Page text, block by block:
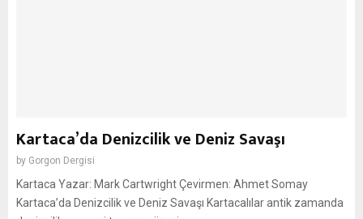
Kartaca’da Denizcilik ve Deniz Savaşı
by Gorgon Dergisi
Kartaca Yazar: Mark Cartwright Çevirmen: Ahmet Somay
Kartaca’da Denizcilik ve Deniz Savaşı Kartacalılar antik zamanda